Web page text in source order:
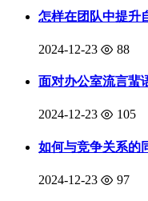
怎样在团队中提升
2024-12-23 88
面对办公室流言蜚
2024-12-23 105
如何与竞争关系的
2024-12-23 97